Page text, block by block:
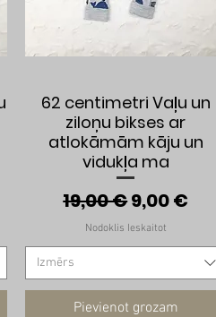
cena
Ātrais skats
62 centimetri Vaļu un
ziloņu bikses ar
atlokāmām kāju un
vidukļa ma
Parastā cena
19,00 €9,00 €
Nodoklis Ieskaitot
Izmērs
Pievienot grozam